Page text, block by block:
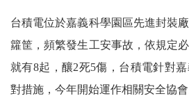
台積電位於嘉義科學園區先進封裝
籮筐，頻繁發生工安事故，依規定
就有8起，釀2死5傷，台積電針對
對措施，今年開始運作相關安全協會